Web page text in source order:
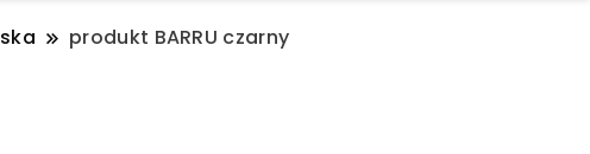
produkt BARRU czarny